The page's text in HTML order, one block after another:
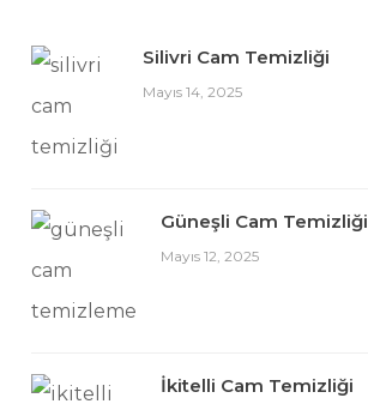
Silivri Cam Temizliği
Mayıs 14, 2025
Güneşli Cam Temizliği
Mayıs 12, 2025
İkitelli Cam Temizliği